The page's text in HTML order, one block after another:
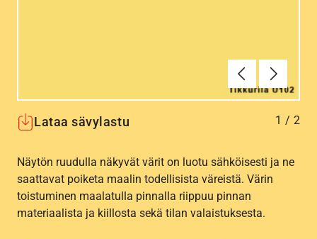
Edellinen
Lataa sävylastu 1 / 2
Näytön ruudulla näkyvät värit on luotu sähköisesti ja ne
saattavat poiketa maalin todellisista väreistä. Värin
toistuminen maalatulla pinnalla riippuu pinnan
materiaalista ja kiillosta sekä tilan valaistuksesta.